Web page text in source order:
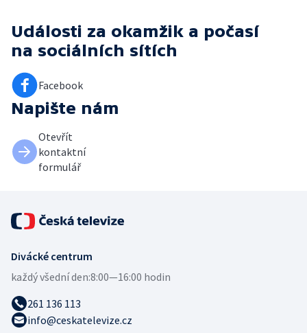
Události za okamžik a počasí
na sociálních sítích
Facebook
Napište nám
Otevřít
kontaktní
formulář
Divácké centrum
každý všední den:8:00—16:00 hodin
261 136 113
info@ceskatelevize.cz